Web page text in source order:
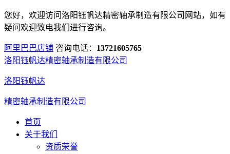
您好，欢迎访问洛阳钰帆达精密轴承制造有限公司网站，如有
疑问欢迎致电我们进行咨询。
阿里巴巴店铺 咨询电话： 13721605765
洛阳钰帆达精密轴承制造有限公司
洛阳钰帆达
精密轴承制造有限公司
首页
关于我们
资质荣誉